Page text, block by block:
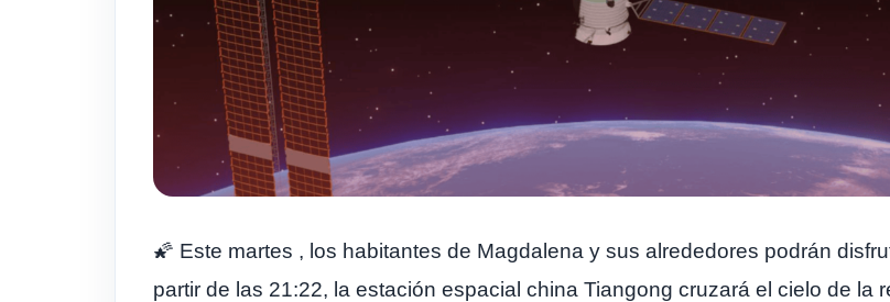
🌠 Este martes , los habitantes de Magdalena y sus alrededores podrán
partir de las 21:22, la estación espacial china Tiangong cruzará el cielo de la